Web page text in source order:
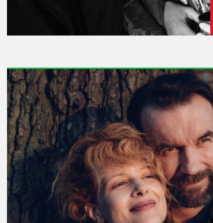
Streaming
Amazon
Prime
Video
Apple
TV
Disney+